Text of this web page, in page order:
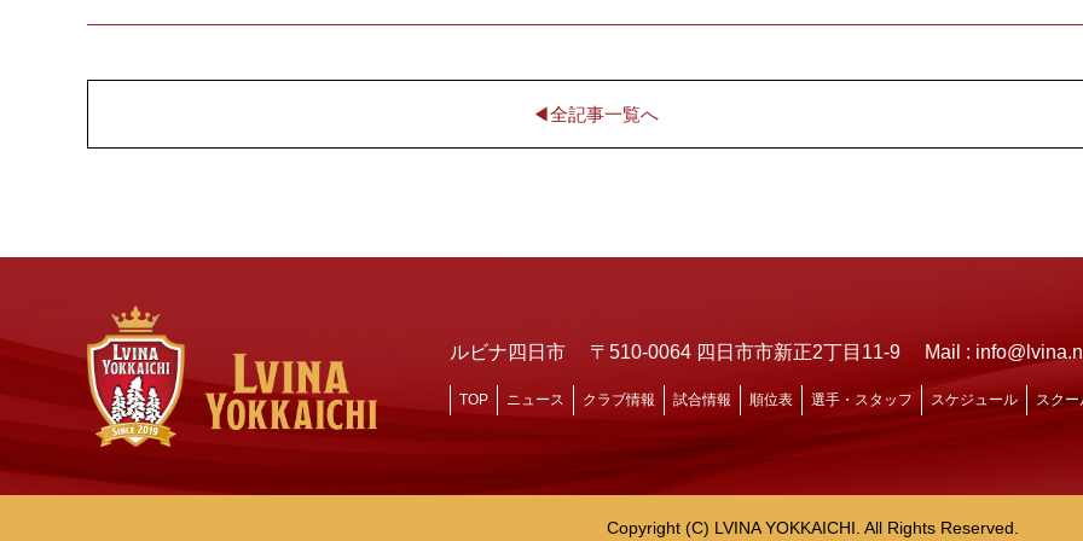
◀︎全記事一覧へ
ルビナ四日市 〒510-0064 四日市市新正2丁目11-9 Mail :
TOP ニュース クラブ情報 試合情報 順位表 選手・スタッフ スケジュール スクー
Copyright (C) LVINA YOKKAICHI. All Rights Reserved.